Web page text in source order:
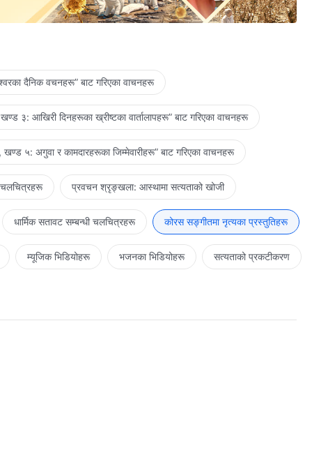
हो।
ठान्छन्।
दैनिक वचनहरू” बाट गरिएका वाचनहरू
३: आखिरी दिनहरूका ख्रीष्टका वार्तालापहरू” बाट गरिएका वाचनहरू
५: अगुवा र कामदारहरूका जिम्‍मेवारीहरू” बाट गरिएका वाचनहरू
चलचित्रहरू प्रवचन श्रृङ्खला: आस्थामा सत्यताको खोजी
धार्मिक सतावट सम्‍बन्धी चलचित्रहरू कोरस सङ्गीतमा नृत्यका प्रस्तुतिहरू
म्यूजिक भिडियोहरू भजनका भिडियोहरू सत्यताको प्रकटीकरण